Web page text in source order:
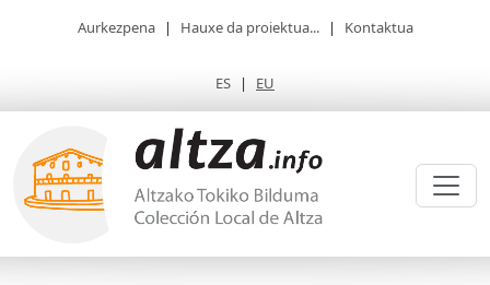
Aurkezpena | Hauxe da proiektua... | Kontaktua
ES | EU